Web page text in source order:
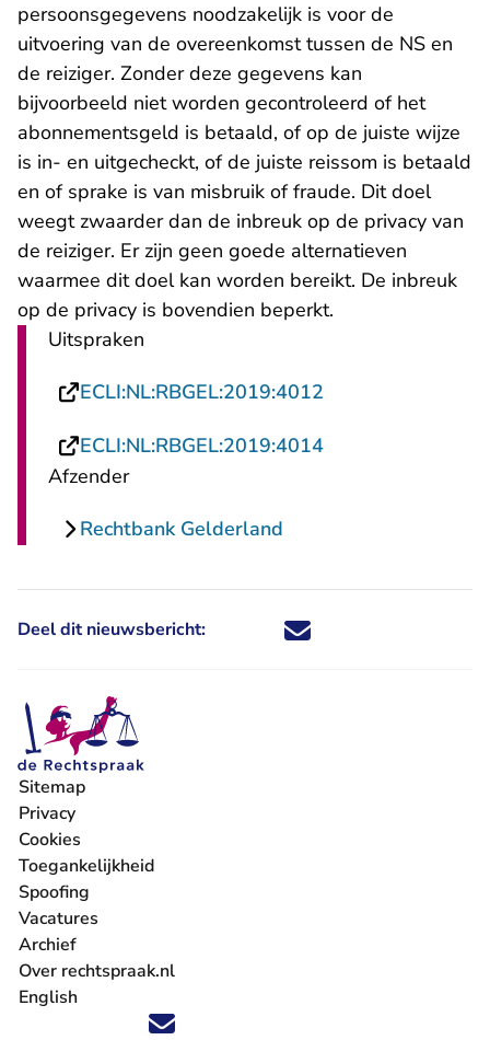
persoonsgegevens noodzakelijk is voor de
uitvoering van de overeenkomst tussen de NS en
de reiziger. Zonder deze gegevens kan
bijvoorbeeld niet worden gecontroleerd of het
abonnementsgeld is betaald, of op de juiste wijze
is in- en uitgecheckt, of de juiste reissom is betaald
en of sprake is van misbruik of fraude. Dit doel
weegt zwaarder dan de inbreuk op de privacy van
de reiziger. Er zijn geen goede alternatieven
waarmee dit doel kan worden bereikt. De inbreuk
op de privacy is bovendien beperkt.
Uitspraken
ECLI:NL:RBGEL:2019:4012
ECLI:NL:RBGEL:2019:4014- U verlaat
Afzender
Rechtbank Gelderland
Deel dit nieuwsbericht: Deel dit nieuwsbericht via X -
Deel dit nieuwsbericht via
Deel dit nieuwsbericht
Deel dit
Volg ons op X (Twitter) - U verlaat Rechtspraak.nl
Volg ons op Facebook - U verlaat Rechtspraak.nl
Volg ons op Instagram - U verlaat Rechtspraak.nl
Volg ons op Youtube - U verlaat Rechtspraak.nl
Volg ons op LinkedIn - U verlaat
'Blijf op de hoogte' nieuwsbrief - U verlaat
Sitemap
Privacy
Cookies
Toegankelijkheid
Spoofing
Vacatures
- U verlaat Rechtspraak.nl
Archief
Over rechtspraak.nl
English